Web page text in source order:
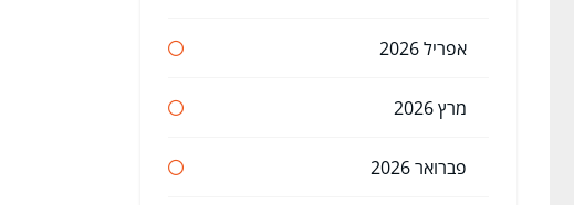
אפריל 2026
מרץ 2026
פברואר 2026